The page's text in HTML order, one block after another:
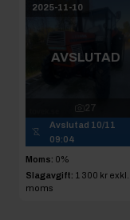
2025-11-10
AVSLUTAD
27
Avslutad 10/11
09:04
Moms: 0%
Slagavgift: 1 300 kr exkl.
moms